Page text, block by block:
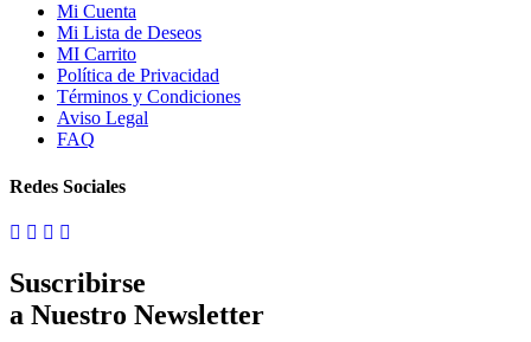
Mi Cuenta
Mi Lista de Deseos
MI Carrito
Política de Privacidad
Términos y Condiciones
Aviso Legal
FAQ
Redes Sociales
Suscribirse
a Nuestro Newsletter